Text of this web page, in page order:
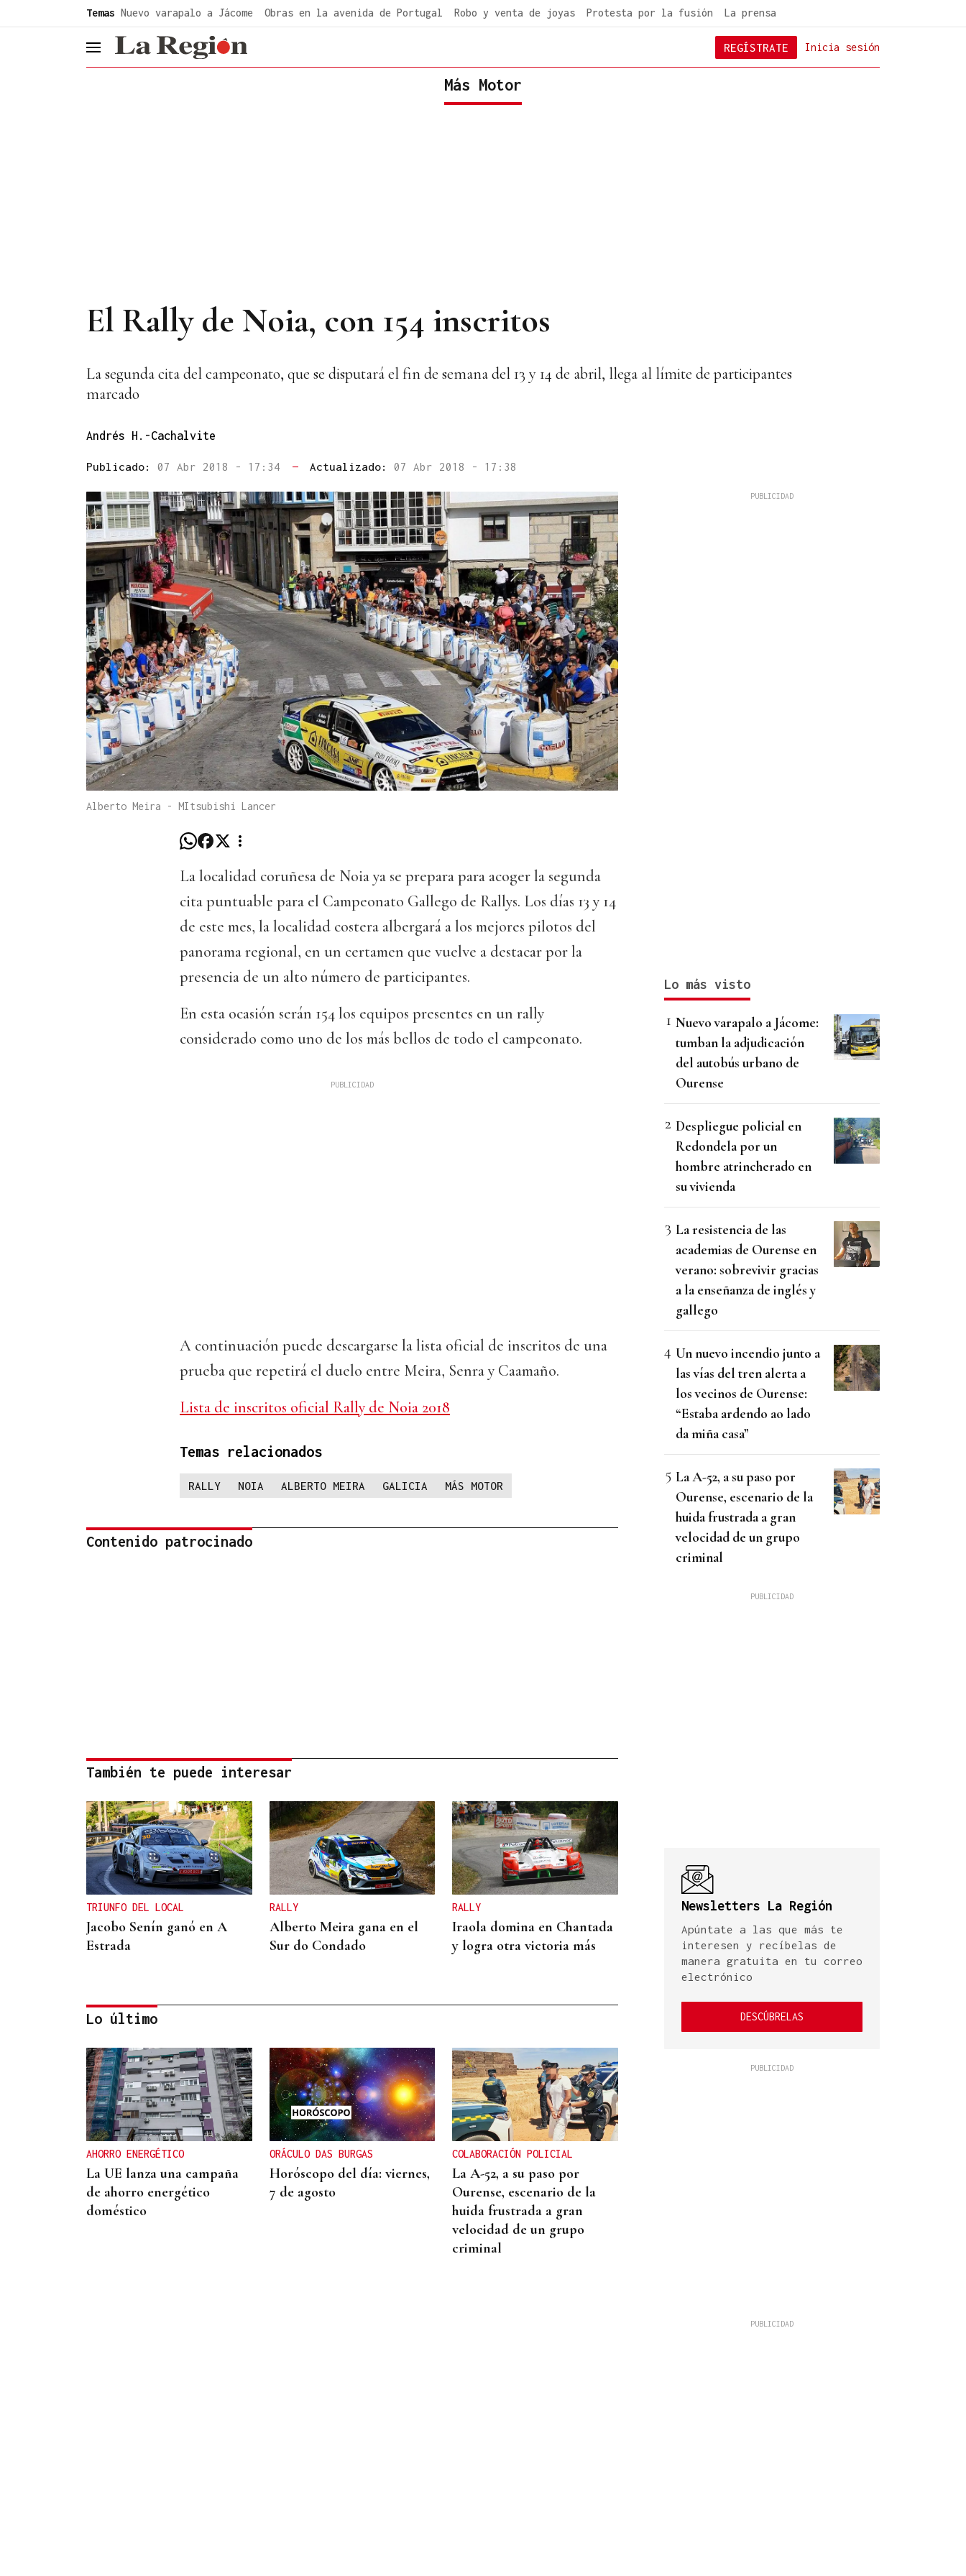
Temas Nuevo varapalo a Jácome Obras en la avenida de Portugal Robo y venta de joyas Protesta por la fusión La prensa
header.menu.open Inicia sesión
REGÍSTRATE
Más Motor
El Rally de Noia, con 154 inscritos
La segunda cita del campeonato, que se disputará el fin de semana del 13 y 14 de abril, llega al límite de participantes
marcado
Andrés H.-Cachalvite
Publicado: 07 Abr 2018 - 17:34 — Actualizado: 07 Abr 2018 - 17:38
Alberto Meira - MItsubishi Lancer
La localidad coruñesa de Noia ya se prepara para acoger la segunda
cita puntuable para el Campeonato Gallego de Rallys. Los días 13 y 14
de este mes, la localidad costera albergará a los mejores pilotos del
panorama regional, en un certamen que vuelve a destacar por la
presencia de un alto número de participantes.
En esta ocasión serán 154 los equipos presentes en un rally
considerado como uno de los más bellos de todo el campeonato.
A continuación puede descargarse la lista oficial de inscritos de una
prueba que repetirá el duelo entre Meira, Senra y Caamaño.
Lista de inscritos oficial Rally de Noia 2018
Temas relacionados
RALLY NOIA ALBERTO MEIRA GALICIA MÁS MOTOR
Contenido patrocinado
También te puede interesar
TRIUNFO DEL LOCAL
Jacobo Senín ganó en A
Estrada
RALLY
Alberto Meira gana en el
Sur do Condado
RALLY
Iraola domina en Chantada
y logra otra victoria más
A TODA VELOCIDAD
Vídeo | Así fue el
espectacular salto de
“Cohete” Suárez en el Rally
Rías Baixas que dejó sin
respiración a los
aficionados
Lo último
AHORRO ENERGÉTICO
La UE lanza una campaña
de ahorro energético
doméstico
ORÁCULO DAS BURGAS
Horóscopo del día: viernes,
7 de agosto
COLABORACIÓN POLICIAL
La A-52, a su paso por
Ourense, escenario de la
huida frustrada a gran
velocidad de un grupo
criminal
Lo más visto
Nuevo varapalo a Jácome:
tumban la adjudicación
del autobús urbano de
Ourense
Despliegue policial en
Redondela por un
hombre atrincherado en
su vivienda
La resistencia de las
academias de Ourense en
verano: sobrevivir gracias
a la enseñanza de inglés y
gallego
Un nuevo incendio junto a
las vías del tren alerta a
los vecinos de Ourense:
“Estaba ardendo ao lado
da miña casa”
La A-52, a su paso por
Ourense, escenario de la
huida frustrada a gran
velocidad de un grupo
criminal
Newsletters La Región
Apúntate a las que más te
interesen y recíbelas de
manera gratuita en tu correo
electrónico
DESCÚBRELAS